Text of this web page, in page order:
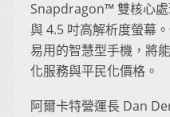
Snapdragon™ 雙核心
與 4.5 吋高解析度螢幕
易用的智慧型手機，將
化服務與平民化價格。
阿爾卡特營運長 Dan